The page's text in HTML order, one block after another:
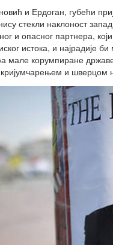
и Ердоган, губећи
стекли наклоност
и опасног партнера,
истока, и најрадије
мале корумпиране
кријумчарењем и